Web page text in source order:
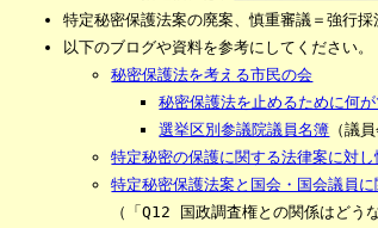
特定秘密保護法案の廃案、慎重審議＝強行
以下のブログや資料を参考にしてください。
秘密保護法を考える市民の会
秘密保護法を止めるために何
選挙区別参議院議員名簿 （議
特定秘密の保護に関する法律案に対
特定秘密保護法案と国会・国会議員に
（「Q12 国政調査権との関係はどう